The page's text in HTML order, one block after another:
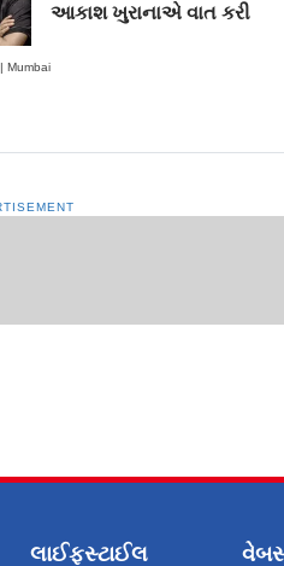
આકાશ ખુરાનાએ વાત કરી
Mumbai
લાઈફસ્ટાઈલ